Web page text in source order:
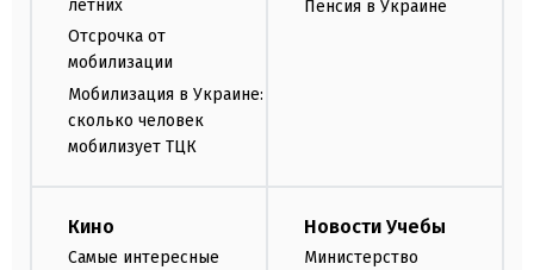
летних
Отсрочка от
мобилизации
Мобилизация в Украине:
сколько человек
мобилизует ТЦК
Пенсия в Украине
Кино
Самые интересные
Новости Учебы
Министерство